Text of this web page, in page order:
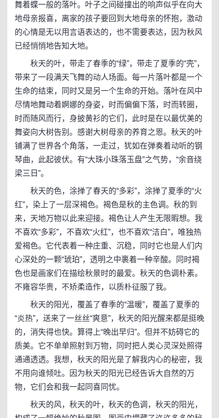
舞着蝶一般的落叶。叶子之间碰撞出的响声似乎在向大
地母亲报喜，离家的孩子要回到大地母亲的怀抱，激动
的心情是无以用言语表达的，也不需要表达，因为秋风
已经悄悄地告知大地。
秋天的叶，带走了春季的“绿”，带走了夏季的“壳”，
带来了一段满天飞舞的动人场面。每一片落叶都是一个
生命的结束，同时又是另一个生命的开始。落叶在风中
尽情地舞动着婀娜的身姿，时而偏偏下落，时而转圈，
时而随风而行，身披黄衫的它们，此时是在以最优美的
舞姿向大树告别。感谢大树母亲的养育之恩。秋天的叶
铺满了世界各个角落，一走过，犹如在弹奏着动听的钢
琴曲，此起彼伏。有“大珠小珠落玉盘”之气势，“余音绕
梁三日”。
秋天的色，涂掸了春天的“多彩”，涂掸了夏季的“火
红”，染上了一层深褐色。褐色是秋的主色调。秋的到
来，天地万物以此来迎接。褐色让人产生无限暇想。我
不喜欢“多彩”，不喜欢“火红”，也不喜欢“洁白”，唯独热
爱褐色。它代表着一种庄重、沉稳，同时它也是人们内
心深处的一颗“琥珀”，透明之中裹着一种辛酸。同时褐
色也是画家们在描绘秋景时的最爱。秋天的色调朴素。
不雍容华贵，不矫柔造作，以质朴征服了我。
秋天的阳光，覆盖了春季的“温暖”，覆盖了夏季的
“炎热”，送来了一丝丝“爽意”，秋天的阳光醒来都是挺晚
的，消失得也快。算得上“晚出早归”。但并不妨碍它的
质美。它不单单照射到万物，同时把人类心灵深处照得
通通透透。我想，秋天的阳光是了解我内心的秘密，我
不用向谁倾吐。因为秋天的阳光已经告诉大自然的万
物，它们会和我一起同喜同忧。
秋天的风，秋天的叶，秋天的色调，秋天的阳光，